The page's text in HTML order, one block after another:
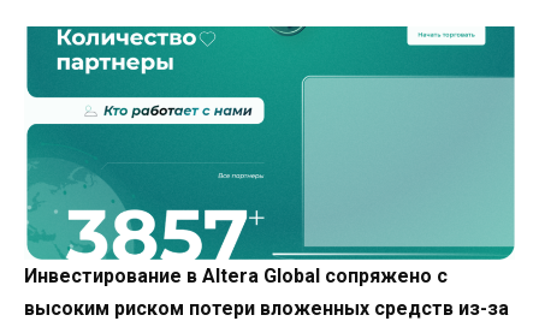
Инвестирование в Altera Global сопряжено с
высоким риском потери вложенных средств из-за